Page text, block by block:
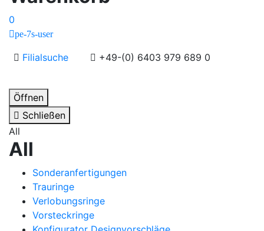
0
pe-7s-user
Filialsuche +49-(0) 6403 979 689 0
Öffnen
Schließen
All
All
Sonderanfertigungen
Trauringe
Verlobungsringe
Vorsteckringe